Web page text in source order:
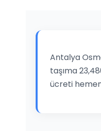
Antalya
taşıma
ücreti